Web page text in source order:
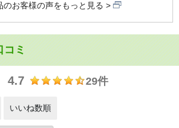
のお客様の声をもっと見る
ミ
4.7 29件
いいね数順